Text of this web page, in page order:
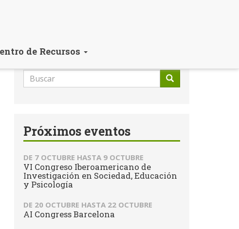
de Recursos
Formulario
de
Próximos eventos
DE 7 OCTUBRE HASTA 9 OCTUBRE
VI Congreso Iberoamericano de
Investigación en Sociedad, Educación
y Psicología
DE 20 OCTUBRE HASTA 22 OCTUBRE
AI Congress Barcelona